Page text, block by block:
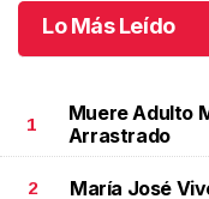
Lo Más Leído
1
Muere Adulto
Arrastrado
2 María José